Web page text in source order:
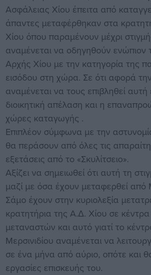
Ασφάλειας Χίου έπειτα από
άπαντες μεταφέρθηκαν στα
Χίου όπου παραμένουν μέχρι
αναμένεται να οδηγηθούν ενώπιον
Αρχής Χίου με την κατηγορία της
εισόδου στη χώρα. Σε ότι αφορά
αναμένεται να τους επιβληθεί αυτή
διοικητική απέλαση και η
χώρες καταγωγής .
Επιπλέον σύμφωνα με την
θα περάσουν από όλες τις
εξετάσεις από το «Σκυλίτσειο».
Αξίζει να σημειωθεί ότι αυτή τη
μαζί με όσα έχουν μεταφερθεί από
Σάμο έχουν στην κυριολεξία
κρατητήρια της Α.Δ. Χίου σε
μεταναστών και αυτό γιατί το
Μερσινιδίου αναμένεται να
σε ένα μήνα από αύριο, οπότε και
εργασίες επισκευής του.